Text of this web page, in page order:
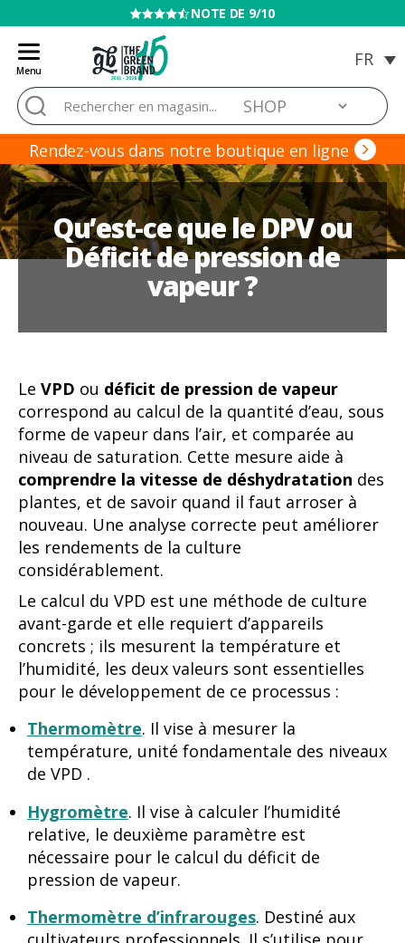
VENTE INTERDITE AUX MINEURS
Menu
Blog
de
Grow
Barato
Rechercher :
Rendez-vous dans notre boutique en ligne
Qu’est-ce que le DPV ou
Déficit de pression de
vapeur ?
Le VPD ou déficit de pression de vapeur
correspond au calcul de la quantité d’eau, sous
forme de vapeur dans l’air, et comparée au
niveau de saturation. Cette mesure aide à
comprendre la vitesse de déshydratation des
plantes, et de savoir quand il faut arroser à
nouveau. Une analyse correcte peut améliorer
les rendements de la culture
considérablement.
Le calcul du VPD est une méthode de culture
avant-garde et elle requiert d’appareils
concrets ; ils mesurent la température et
l’humidité, les deux valeurs sont essentielles
pour le développement de ce processus :
Thermomètre. Il vise à mesurer la
température, unité fondamentale des niveaux
de VPD .
Hygromètre. Il vise à calculer l’humidité
relative, le deuxième paramètre est
nécessaire pour le calcul du déficit de
pression de vapeur.
Thermomètre d’infrarouges. Destiné aux